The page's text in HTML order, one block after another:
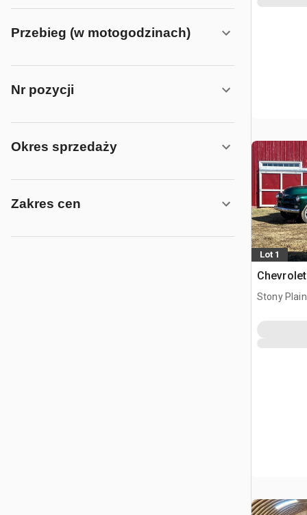
Przebieg (w motogodzinach)
Nr pozycji
Okres sprzedaży
Zakres cen
Lot 1
Stony